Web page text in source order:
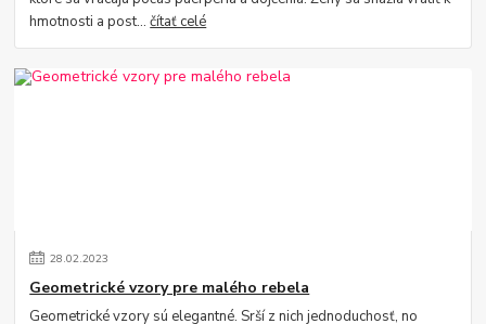
hmotnosti a post...čítať celé
28.02.2023
Geometrické vzory pre malého rebela
Geometrické vzory sú elegantné. Srší z nich jednoduchosť, no